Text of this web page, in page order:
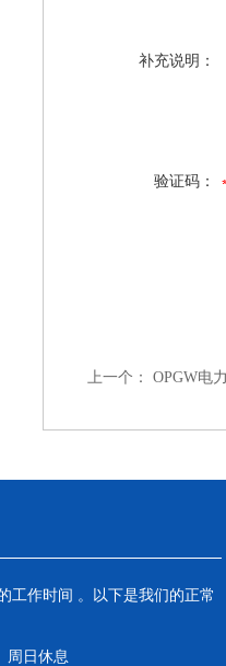
补充说明：
验证码：
上一个： OPGW电
工作时间 。以下是我们的正常
周日休息